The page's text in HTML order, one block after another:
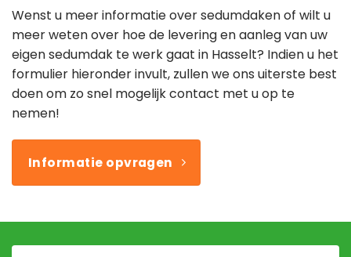
Wenst u meer informatie over sedumdaken of wilt u
meer weten over hoe de levering en aanleg van uw
eigen sedumdak te werk gaat in Hasselt? Indien u het
formulier hieronder invult, zullen we ons uiterste best
doen om zo snel mogelijk contact met u op te
nemen!
Informatie opvragen